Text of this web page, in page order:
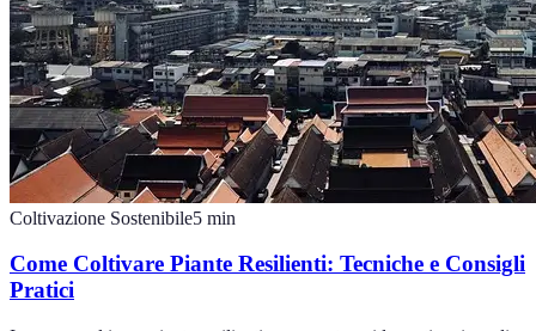
Coltivazione Sostenibile5 min
Come Coltivare Piante Resilienti: Tecniche e Consigli
Pratici